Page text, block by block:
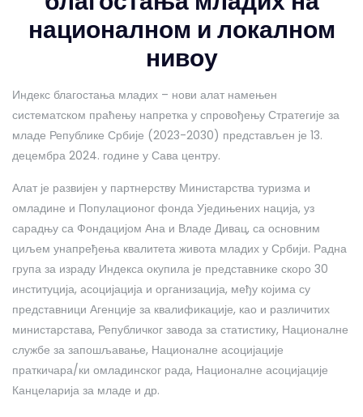
националном и локалном
нивоу
Индекс благостања младих – нови алат намењен
систематском праћењу напретка у спровођењу Стратегије за
младе Републике Србије (2023-2030) представљен је 13.
децембра 2024. године у Сава центру.
Алат је развијен у партнерству Министарства туризма и
омладине и Популационог фонда Уједињених нација, уз
сарадњу са Фондацијом Ана и Владе Дивац, са основним
циљем унапређења квалитета живота младих у Србији. Радна
група за израду Индекса окупила је представнике скоро 30
институција, асоцијација и организација, међу којима су
представници Агенције за квалификације, као и различитих
министарстава, Републичког завода за статистику, Националне
службе за запошљавање, Националне асоцијације
праткичара/ки омладинског рада, Националне асоцијације
Канцеларија за младе и др.